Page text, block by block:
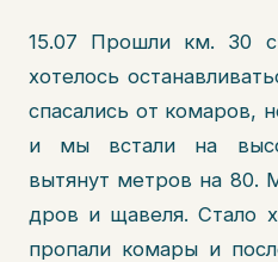
15.07 Прошли км. 30
хотелось
спасались от комаров,
и мы встали на
вытянут метров на 80.
дров и щавеля. Стало
пропали комары и